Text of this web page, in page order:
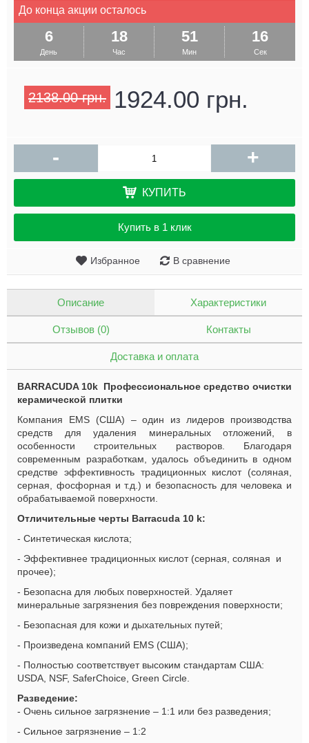
До конца акции осталось
6
День
18
Час
51
Мин
16
Сек
2138.00 грн. 1924.00 грн.
- +
КУПИТЬ
Купить в 1 клик
Избранное В сравнение
Описание Характеристики
Отзывов (0) Контакты
Доставка и оплата
BARRACUDA 10k Профессиональное средство очистки
керамической плитки
Компания EMS(США) – один из лидеров производства
средств для удаления минеральных отложений, в
особенности строительных растворов. Благодаря
современным разработкам, удалось объединить в одном
средстве эффективность традиционных кислот (соляная,
серная, фосфорная и т.д.) и безопасность для человека и
обрабатываемой поверхности.
Отличительные черты Barracuda 10 k:
- Синтетическая кислота;
- Эффективнее традиционных кислот (серная, соляная и
прочее);
- Безопасна для любых поверхностей. Удаляет
минеральные загрязнения без повреждения поверхности;
- Безопасная для кожи и дыхательных путей;
- Произведена компаний EMS (США);
- Полностью соответствует высоким стандартам США:
USDA, NSF, SaferChoice, Green Circle.
Разведение:
- Очень сильное загрязнение – 1:1 или без разведения;
- Сильное загрязнение – 1:2